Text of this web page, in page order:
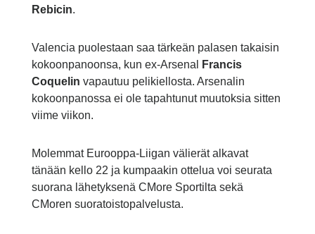
Rebicin.
Valencia puolestaan saa tärkeän palasen takaisin
kokoonpanoonsa, kun ex-Arsenal
Francis
Coquelin vapautuu pelikiellosta. Arsenalin
kokoonpanossa ei ole tapahtunut muutoksia sitten
viime viikon.
Molemmat Eurooppa-Liigan välierät alkavat
tänään kello 22 ja kumpaakin ottelua voi seurata
suorana lähetyksenä CMore Sportilta sekä
CMoren suoratoistopalvelusta.